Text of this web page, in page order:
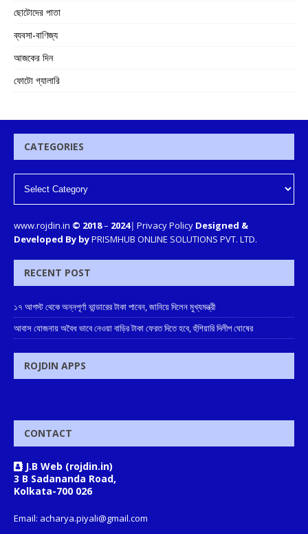
ছোটোদের পাতা
ব্যবসা-বাণিজ্য
আজকের দিন
ফোটো গ্যালারি
CATEGORIES
www.rojdin.in © 2018– 2024| Privacy Policy Designed &
Developed By byPRISMHUB ONLINE SOLUTIONS PVT. LTD.
RECENT POST
১৭ আগস্ট থেকে অন্নপূর্ণা ভান্ডারের টাকা পাবেন, জানিয়ে দিলেন মুখ্যমন্ত্রী
আবাস যোজনায় অবৈধ ভাবে নেওয়া বাড়ির টাকা ফেরত দিতে হবে, হুঁশিয়ারি দিলীপ ঘোষের
ROJDIN APPS
CONTACT
J.B Web (rojdin.in)
3 B Sadananda Road,
Kolkata-700 026
Email: acharya.piyali@gmail.com